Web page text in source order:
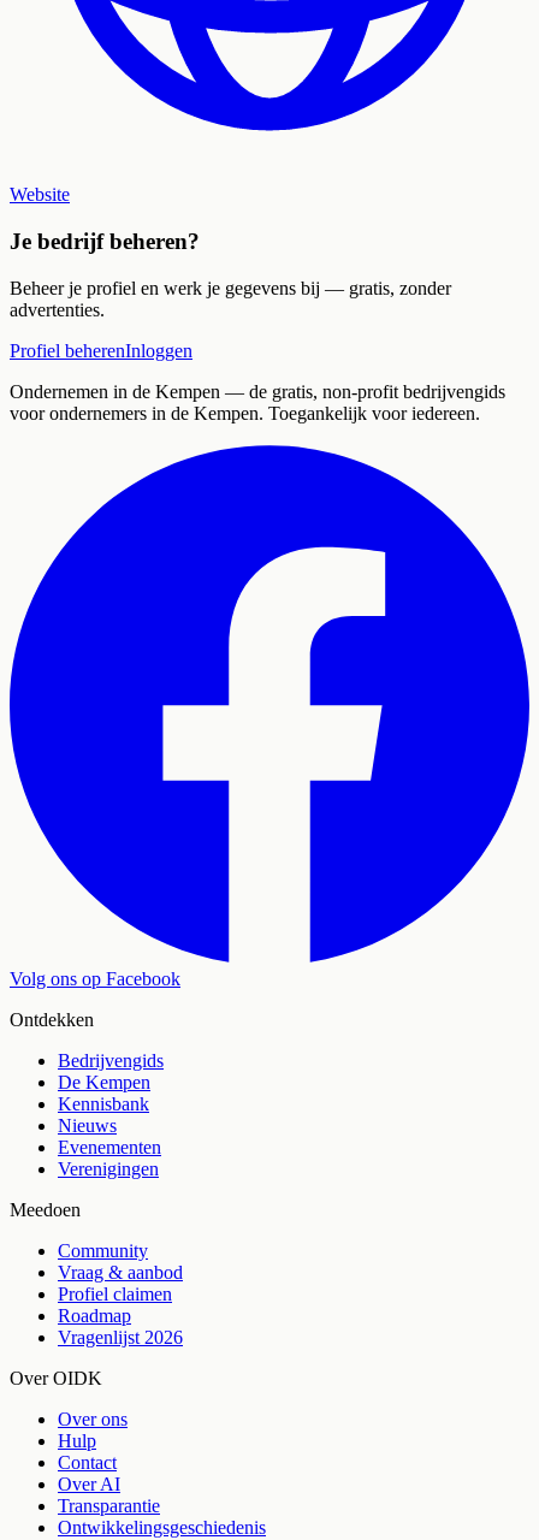
Website
Je bedrijf beheren?
Beheer je profiel en werk je gegevens bij — gratis, zonder
advertenties.
Profiel beherenInloggen
Ondernemen in de Kempen — de gratis, non-profit bedrijvengids
voor ondernemers in de Kempen. Toegankelijk voor iedereen.
Volg ons op Facebook
Ontdekken
Bedrijvengids
De Kempen
Kennisbank
Nieuws
Evenementen
Verenigingen
Meedoen
Community
Vraag & aanbod
Profiel claimen
Roadmap
Vragenlijst 2026
Over OIDK
Over ons
Hulp
Contact
Over AI
Transparantie
Ontwikkelingsgeschiedenis